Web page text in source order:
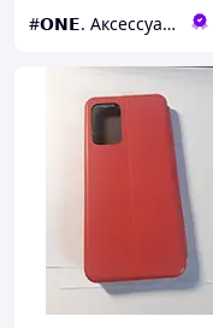
#𝗢𝗡𝗘. Аксессуары к смартфонам